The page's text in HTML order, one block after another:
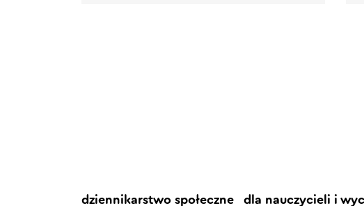
dziennikarstwo społeczne dla nauczycieli i